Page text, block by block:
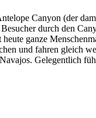
Canyon (der
durch den
ganze
und fahren gleich
Gelegentlich